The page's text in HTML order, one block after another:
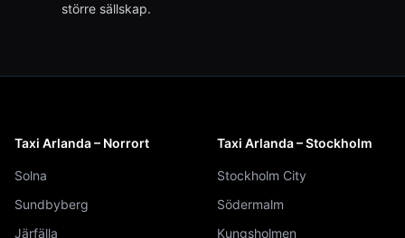
större sällskap.
Taxi Arlanda – Norrort
Solna
Sundbyberg
Järfälla
Taxi Arlanda – Stockholm
Stockholm City
Södermalm
Kungsholmen